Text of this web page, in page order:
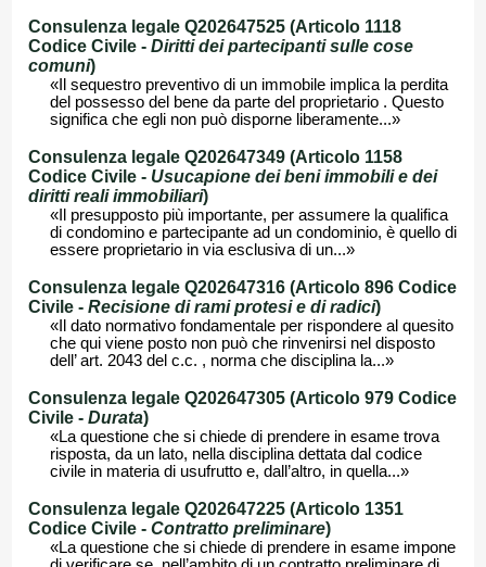
Consulenza legale Q202647525 (Articolo 1118
Codice Civile - Diritti dei partecipanti sulle cose
comuni)
«Il sequestro preventivo di un immobile implica la perdita
del possesso del bene da parte del proprietario . Questo
significa che egli non può disporne liberamente...»
Consulenza legale Q202647349 (Articolo 1158
Codice Civile - Usucapione dei beni immobili e dei
diritti reali immobiliari)
«Il presupposto più importante, per assumere la qualifica
di condomino e partecipante ad un condominio, è quello di
essere proprietario in via esclusiva di un...»
Consulenza legale Q202647316 (Articolo 896 Codice
Civile - Recisione di rami protesi e di radici)
«Il dato normativo fondamentale per rispondere al quesito
che qui viene posto non può che rinvenirsi nel disposto
dell’ art. 2043 del c.c. , norma che disciplina la...»
Consulenza legale Q202647305 (Articolo 979 Codice
Civile - Durata)
«La questione che si chiede di prendere in esame trova
risposta, da un lato, nella disciplina dettata dal codice
civile in materia di usufrutto e, dall’altro, in quella...»
Consulenza legale Q202647225 (Articolo 1351
Codice Civile - Contratto preliminare)
«La questione che si chiede di prendere in esame impone